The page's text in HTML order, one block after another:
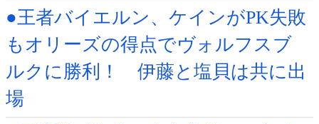
●王者バイエルン、ケインがPK失敗
もオリーズの得点でヴォルフスブ
ルクに勝利！ 伊藤と塩貝は共に出
場